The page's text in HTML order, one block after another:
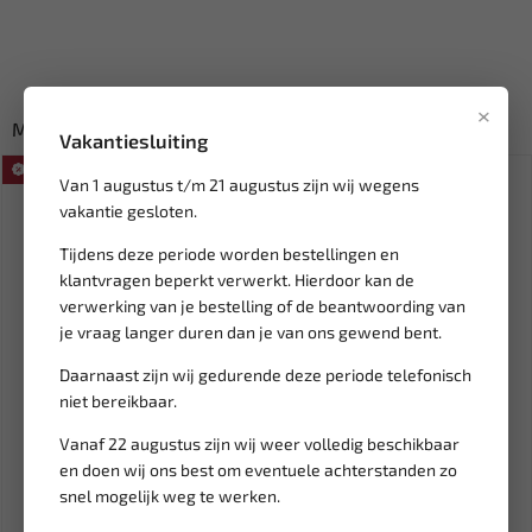
×
Vakantiesluiting
Van 1 augustus t/m 21 augustus zijn wij wegens
vakantie gesloten.
Tijdens deze periode worden bestellingen en
klantvragen beperkt verwerkt. Hierdoor kan de
verwerking van je bestelling of de beantwoording van
je vraag langer duren dan je van ons gewend bent.
Daarnaast zijn wij gedurende deze periode telefonisch
niet bereikbaar.
Vanaf 22 augustus zijn wij weer volledig beschikbaar
en doen wij ons best om eventuele achterstanden zo
snel mogelijk weg te werken.
Misschien ook interessant:
Leverbaar
WEBER TOOLS Draadeind
borstelset (t.b.v. WT-2243)...
JBM SDS-PLUS adapter voor
boorhouder 1/2" 14841